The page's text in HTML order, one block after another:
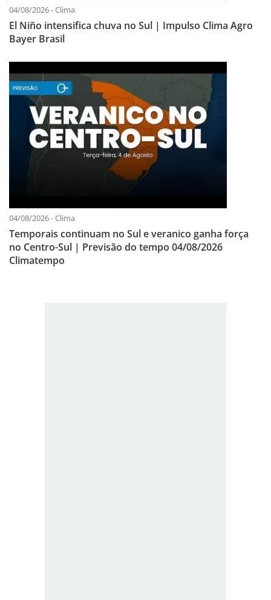
04/08/2026 - Clima
El Niño intensifica chuva no Sul | Impulso Clima Agro
Bayer Brasil
04/08/2026 - Clima
Temporais continuam no Sul e veranico ganha força
no Centro-Sul | Previsão do tempo 04/08/2026
Climatempo